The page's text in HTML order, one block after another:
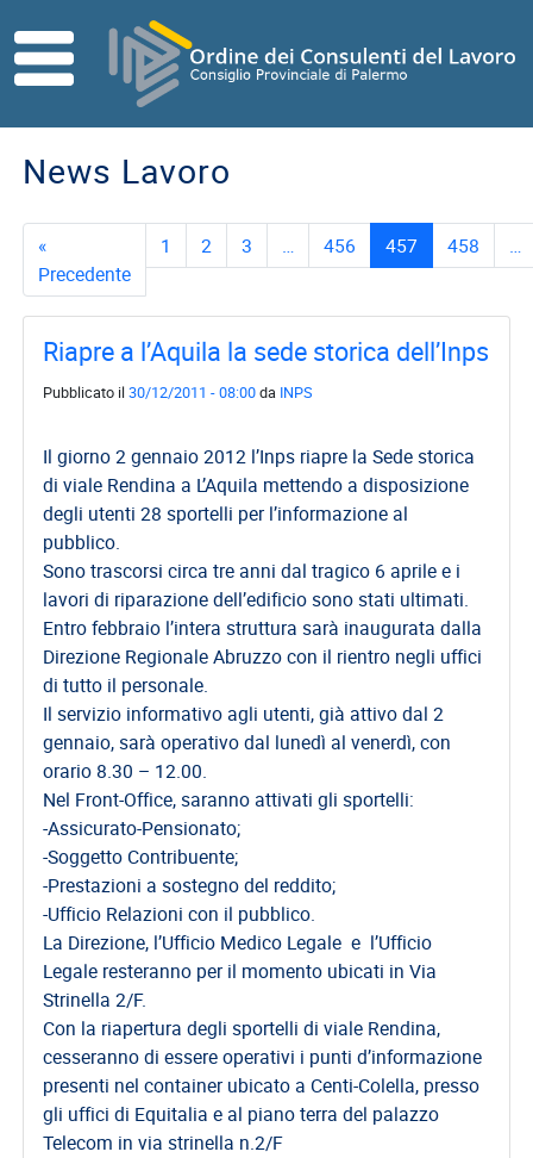
HOME
Direttivo
Consiglio
Disciplina
Contatti
Commissioni
Referenti
I
Consulenti
del
Lavoro
Ricerca
Iscritti
Modulistica
Norme
Regolamenti
ANCL
Direttivo
Ancl
ENPACL
Previdenza
Enpacl
A.S.G.C.D.L.
Direttivo
A.S.G.C.D.L.
News Lavoro
«
Precedente
1 2 3 … 456 457 458 …
Riapre a l’Aquila la sede storica dell’Inps
Pubblicato il30/12/2011 - 08:00da INPS
Il giorno 2 gennaio 2012 l’Inps riapre la Sede storica
di viale Rendina a L’Aquila mettendo a disposizione
degli utenti 28 sportelli per l’informazione al
pubblico.
Sono trascorsi circa tre anni dal tragico 6 aprile e i
lavori di riparazione dell’edificio sono stati ultimati.
Entro febbraio l’intera struttura sarà inaugurata dalla
Direzione Regionale Abruzzo con il rientro negli uffici
di tutto il personale.
Il servizio informativo agli utenti, già attivo dal 2
gennaio, sarà operativo dal lunedì al venerdì, con
orario 8.30 – 12.00.
Nel Front-Office, saranno attivati gli sportelli:
-Assicurato-Pensionato;
-Soggetto Contribuente;
-Prestazioni a sostegno del reddito;
-Ufficio Relazioni con il pubblico.
La Direzione, l’Ufficio Medico Legale e l’Ufficio
Legale resteranno per il momento ubicati in Via
Strinella 2/F.
Con la riapertura degli sportelli di viale Rendina,
cesseranno di essere operativi i punti d’informazione
presenti nel container ubicato a Centi-Colella, presso
gli uffici di Equitalia e al piano terra del palazzo
Telecom in via strinella n.2/F